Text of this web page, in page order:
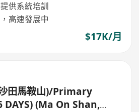
供系統培訓
高速發展中
$17K/月
田馬鞍山)/Primary
(Ma On Shan,